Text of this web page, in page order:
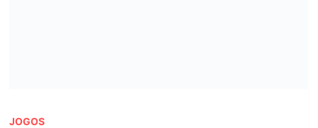
JOGOS